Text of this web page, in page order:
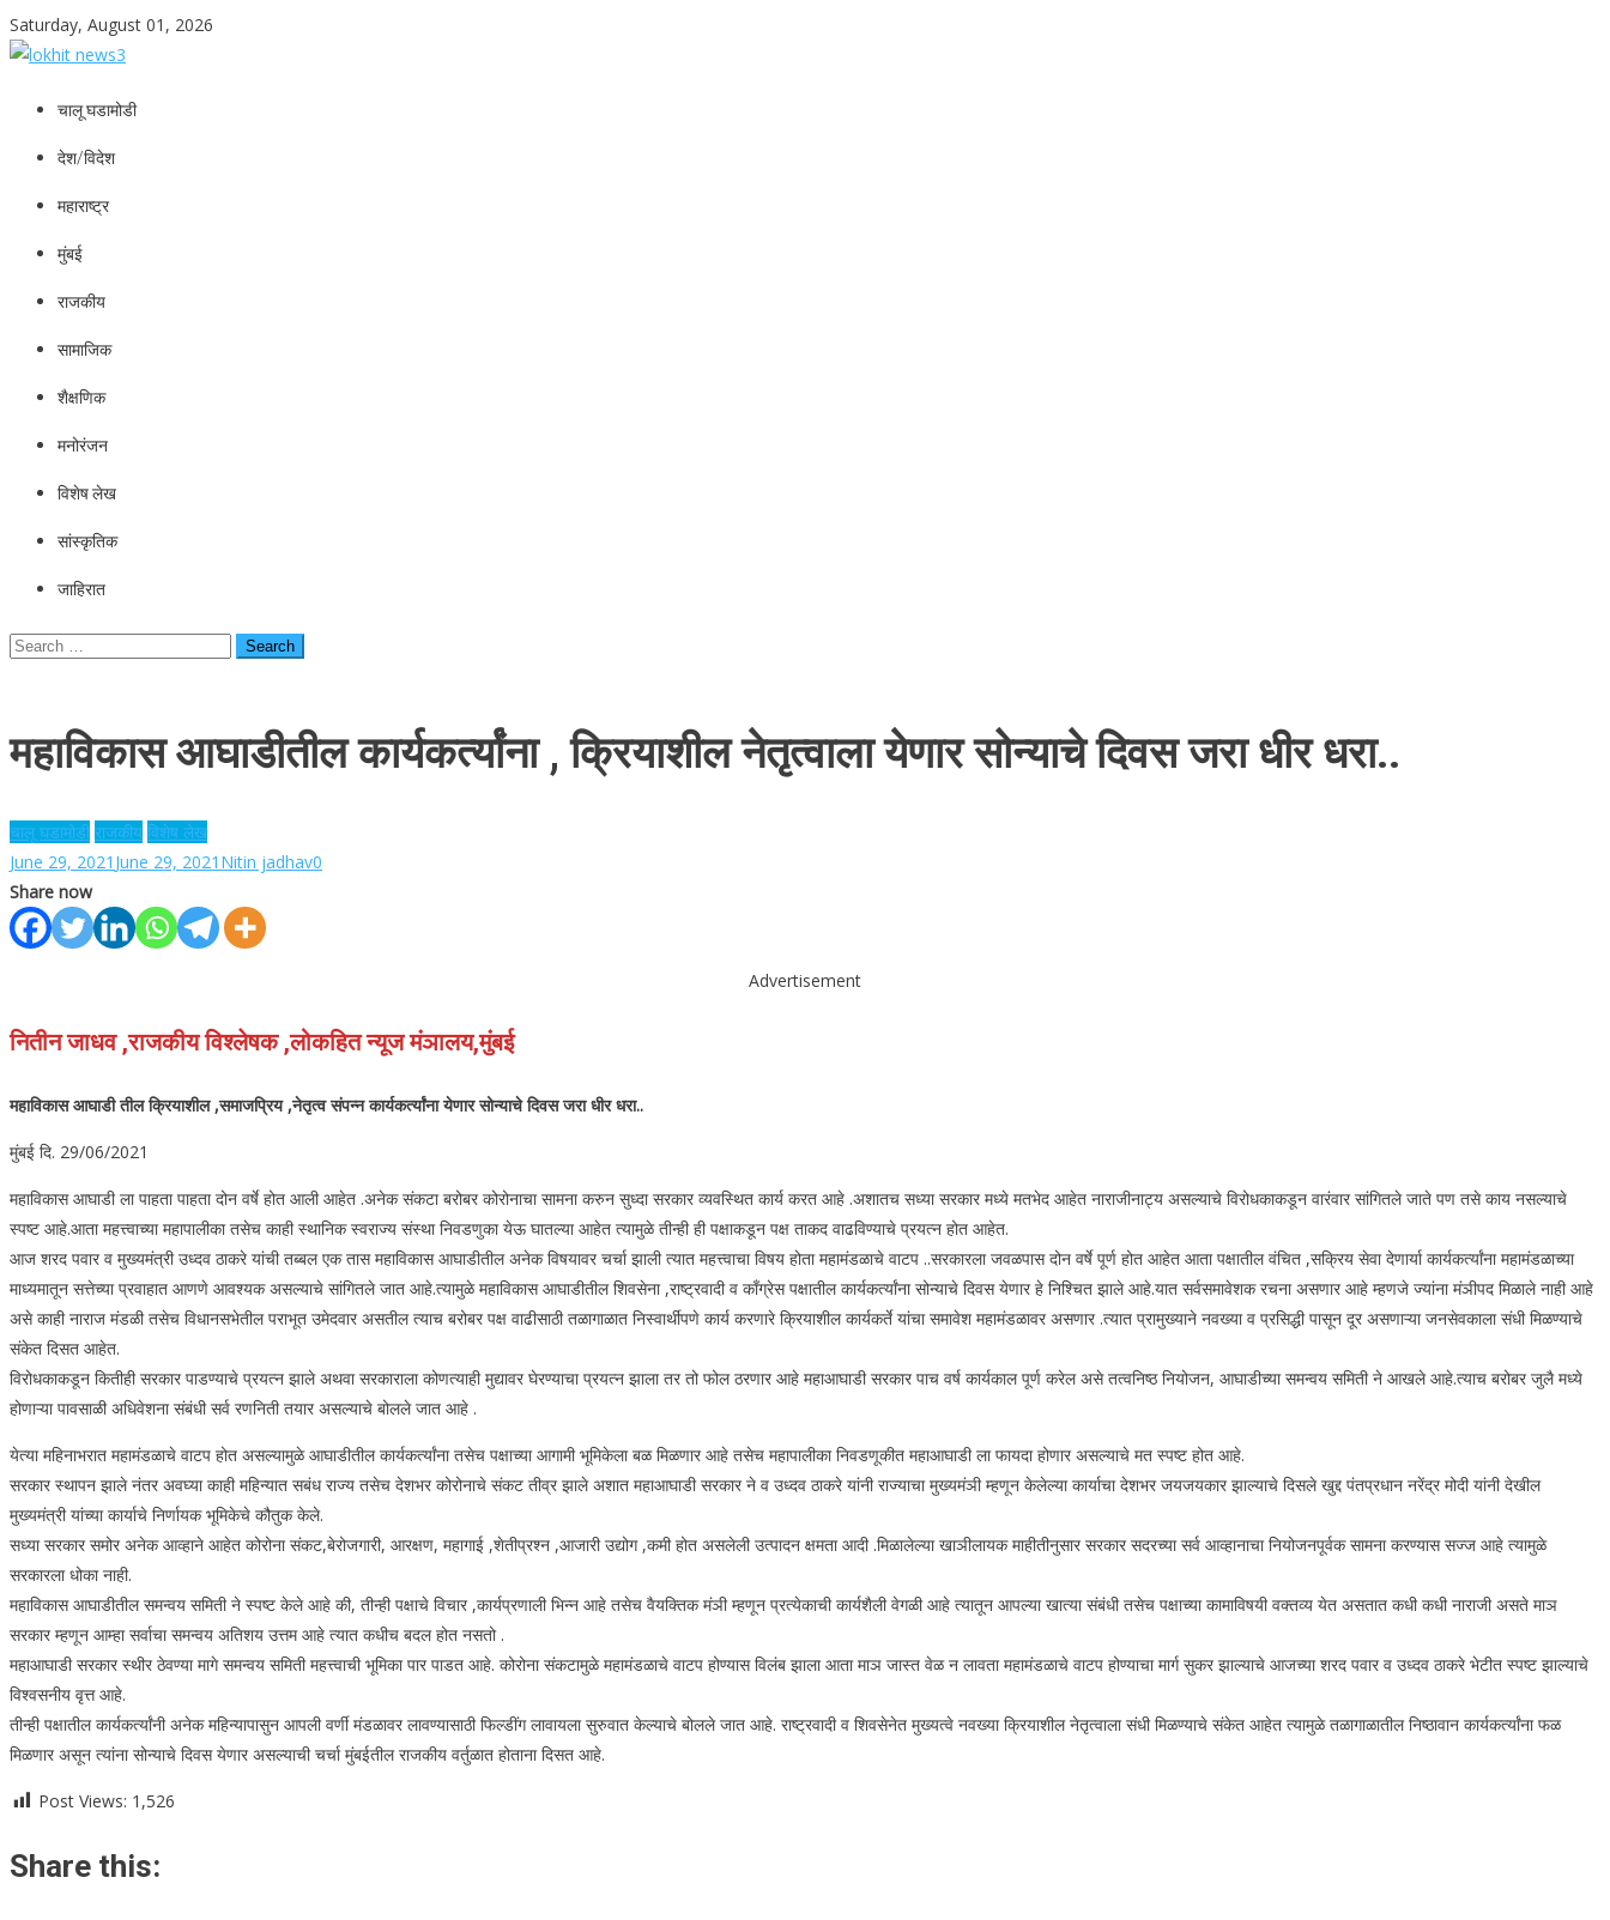
Skip
to
Saturday, August 01, 2026
lokhit news3
lokhit news 3
चालू घडामोडी
देश/विदेश
महाराष्ट्र
मुंबई
राजकीय
सामाजिक
शैक्षणिक
मनोरंजन
विशेष लेख
सांस्कृतिक
जाहिरात
Search
महाविकास आघाडीतील कार्यकर्त्यांना , क्रियाशील नेतृत्वाला येणार सोन्याचे दिवस जरा धीर धरा..
चालू घडामोडी राजकीय विशेष लेख
June 29, 2021 June 29, 2021 Nitin jadhav0
Share now
Advertisement
नितीन जाधव ,राजकीय विश्लेषक ,लोकहित न्यूज मंञालय,मुंबई
महाविकास आघाडी तील क्रियाशील ,समाजप्रिय ,नेतृत्व संपन्न कार्यकर्त्यांना येणार सोन्याचे दिवस जरा धीर धरा..
मुंबई दि. 29/06/2021
महाविकास आघाडी ला पाहता पाहता दोन वर्षे होत आली आहेत .अनेक संकटा बरोबर कोरोनाचा सामना करुन सुध्दा सरकार व्यवस्थित कार्य करत आहे .अशातच सध्या सरकार मध्ये मतभेद आहेत नाराजीनाट्य असल्याचे विरोधकाकडून वारंवार सांगितले जाते पण तसे काय नसल्याचे
स्पष्ट आहे.आता महत्त्वाच्या महापालीका तसेच काही स्थानिक स्वराज्य संस्था निवडणुका येऊ घातल्या आहेत त्यामुळे तीन्ही ही पक्षाकडून पक्ष ताकद वाढविण्याचे प्रयत्न होत आहेत.
आज शरद पवार व मुख्यमंत्री उध्दव ठाकरे यांची तब्बल एक तास महाविकास आघाडीतील अनेक विषयावर चर्चा झाली त्यात महत्त्वाचा विषय होता महामंडळाचे वाटप ..सरकारला जवळपास दोन वर्षे पूर्ण होत आहेत आता पक्षातील वंचित ,सक्रिय सेवा देणार्या कार्यकर्त्यांना महामंडळाच्या
माध्यमातून सत्तेच्या प्रवाहात आणणे आवश्यक असल्याचे सांगितले जात आहे.त्यामुळे महाविकास आघाडीतील शिवसेना ,राष्ट्रवादी व काँग्रेस पक्षातील कार्यकर्त्यांना सोन्याचे दिवस येणार हे निश्चित झाले आहे.यात सर्वसमावेशक रचना असणार आहे म्हणजे ज्यांना मंञीपद मिळाले नाही आहे
असे काही नाराज मंडळी तसेच विधानसभेतील पराभूत उमेदवार असतील त्याच बरोबर पक्ष वाढीसाठी तळागाळात निस्वार्थीपणे कार्य करणारे क्रियाशील कार्यकर्ते यांचा समावेश महामंडळावर असणार .त्यात प्रामुख्याने नवख्या व प्रसिद्धी पासून दूर असणाऱ्या जनसेवकाला संधी मिळण्याचे
संकेत दिसत आहेत.
विरोधकाकडून कितीही सरकार पाडण्याचे प्रयत्न झाले अथवा सरकाराला कोणत्याही मुद्यावर घेरण्याचा प्रयत्न झाला तर तो फोल ठरणार आहे महाआघाडी सरकार पाच वर्ष कार्यकाल पूर्ण करेल असे तत्वनिष्ठ नियोजन, आघाडीच्या समन्वय समिती ने आखले आहे.त्याच बरोबर जुलै मध्ये
होणाऱ्या पावसाळी अधिवेशना संबंधी सर्व रणनिती तयार असल्याचे बोलले जात आहे .
येत्या महिनाभरात महामंडळाचे वाटप होत असल्यामुळे आघाडीतील कार्यकर्त्यांना तसेच पक्षाच्या आगामी भूमिकेला बळ मिळणार आहे तसेच महापालीका निवडणूकीत महाआघाडी ला फायदा होणार असल्याचे मत स्पष्ट होत आहे.
सरकार स्थापन झाले नंतर अवघ्या काही महिन्यात सबंध राज्य तसेच देशभर कोरोनाचे संकट तीव्र झाले अशात महाआघाडी सरकार ने व उध्दव ठाकरे यांनी राज्याचा मुख्यमंञी म्हणून केलेल्या कार्याचा देशभर जयजयकार झाल्याचे दिसले खुद्द पंतप्रधान नरेंद्र मोदी यांनी देखील
मुख्यमंत्री यांच्या कार्याचे निर्णायक भूमिकेचे कौतुक केले.
सध्या सरकार समोर अनेक आव्हाने आहेत कोरोना संकट,बेरोजगारी, आरक्षण, महागाई ,शेतीप्रश्न ,आजारी उद्योग ,कमी होत असलेली उत्पादन क्षमता आदी .मिळालेल्या खाञीलायक माहीतीनुसार सरकार सदरच्या सर्व आव्हानाचा नियोजनपूर्वक सामना करण्यास सज्ज आहे त्यामुळे
सरकारला धोका नाही.
महाविकास आघाडीतील समन्वय समिती ने स्पष्ट केले आहे की, तीन्ही पक्षाचे विचार ,कार्यप्रणाली भिन्न आहे तसेच वैयक्तिक मंञी म्हणून प्रत्येकाची कार्यशैली वेगळी आहे त्यातून आपल्या खात्या संबंधी तसेच पक्षाच्या कामाविषयी वक्तव्य येत असतात कधी कधी नाराजी असते माञ
सरकार म्हणून आम्हा सर्वाचा समन्वय अतिशय उत्तम आहे त्यात कधीच बदल होत नसतो .
महाआघाडी सरकार स्थीर ठेवण्या मागे समन्वय समिती महत्त्वाची भूमिका पार पाडत आहे. कोरोना संकटामुळे महामंडळाचे वाटप होण्यास विलंब झाला आता माञ जास्त वेळ न लावता महामंडळाचे वाटप होण्याचा मार्ग सुकर झाल्याचे आजच्या शरद पवार व उध्दव ठाकरे भेटीत स्पष्ट झाल्याचे
विश्वसनीय वृत्त आहे.
तीन्ही पक्षातील कार्यकर्त्यांनी अनेक महिन्यापासुन आपली वर्णी मंडळावर लावण्यासाठी फिल्डींग लावायला सुरुवात केल्याचे बोलले जात आहे. राष्ट्रवादी व शिवसेनेत मुख्यत्वे नवख्या क्रियाशील नेतृत्वाला संधी मिळण्याचे संकेत आहेत त्यामुळे तळागाळातील निष्ठावान कार्यकर्त्यांना फळ
मिळणार असून त्यांना सोन्याचे दिवस येणार असल्याची चर्चा मुंबईतील राजकीय वर्तुळात होताना दिसत आहे.
Post Views: 1,526
Share this: